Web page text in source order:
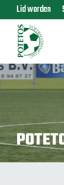
Lid worden